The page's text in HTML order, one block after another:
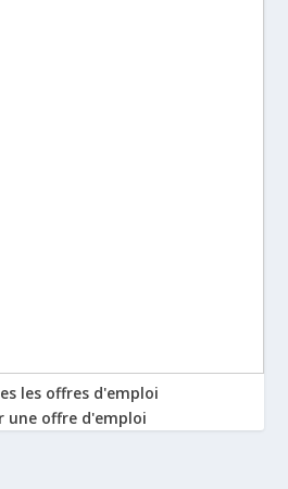
les offres d'emploi
une offre d'emploi